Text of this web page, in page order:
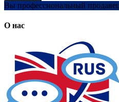
Вы профессиональный
О нас